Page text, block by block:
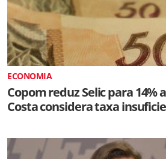
ECONOMIA
Copom reduz Selic para 14%
Costa considera taxa